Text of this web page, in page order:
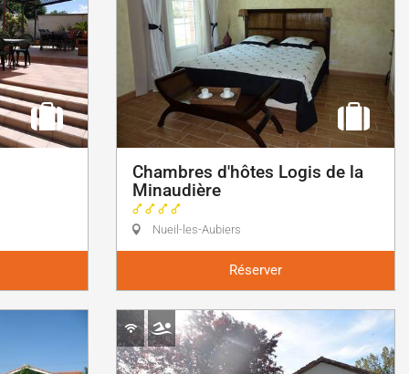
Chambres d'hôtes Logis de la
Minaudière
Nueil-les-Aubiers
Réserver